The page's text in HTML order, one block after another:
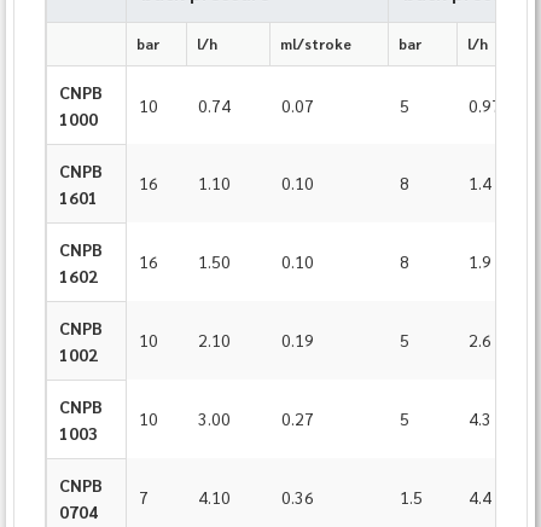
bar l/h ml/stroke bar l/h
CNPB
1000
10 0.74 0.07 5 0.97
CNPB
1601
16 1.10 0.10 8 1.4
CNPB
1602
16 1.50 0.10 8 1.9
CNPB
1002
10 2.10 0.19 5 2.6
CNPB
1003
10 3.00 0.27 5 4.3
CNPB
0704
7 4.10 0.36 1.5 4.4